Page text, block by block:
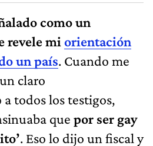
como un
revele mi orientación
un país. Cuando me
claro
todos los testigos,
que por ser gay
. Eso lo dijo un fiscal y